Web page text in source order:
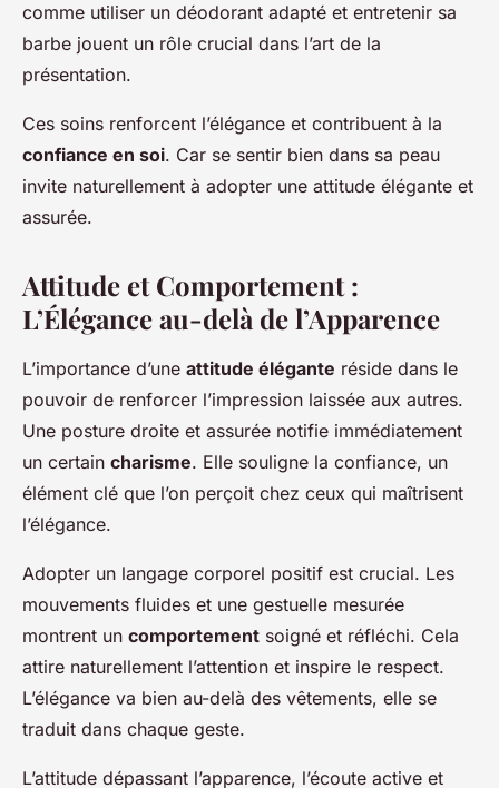
comme utiliser un déodorant adapté et entretenir sa
barbe jouent un rôle crucial dans l’art de la
présentation.
Ces soins renforcent l’élégance et contribuent à la
confiance en soi. Car se sentir bien dans sa peau
invite naturellement à adopter une attitude élégante et
assurée.
Attitude et Comportement :
L’Élégance au-delà de l’Apparence
L’importance d’une attitude élégante réside dans le
pouvoir de renforcer l’impression laissée aux autres.
Une posture droite et assurée notifie immédiatement
un certain charisme. Elle souligne la confiance, un
élément clé que l’on perçoit chez ceux qui maîtrisent
l’élégance.
Adopter un langage corporel positif est crucial. Les
mouvements fluides et une gestuelle mesurée
montrent un comportement soigné et réfléchi. Cela
attire naturellement l’attention et inspire le respect.
L’élégance va bien au-delà des vêtements, elle se
traduit dans chaque geste.
L’attitude dépassant l’apparence, l’écoute active et